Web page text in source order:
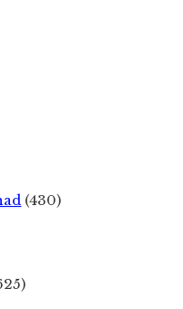
(430)